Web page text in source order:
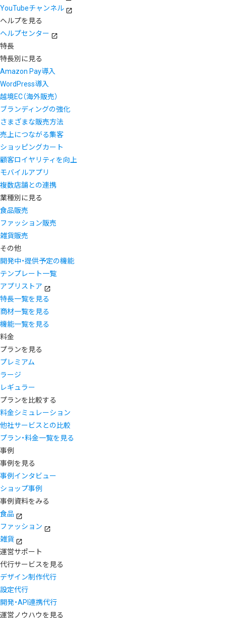
YouTubeチャンネル
ヘルプを見る
ヘルプセンター
特長
特長別に見る
Amazon Pay導入
WordPress導入
越境EC（海外販売）
ブランディングの強化
さまざまな販売方法
売上につながる集客
ショッピングカート
顧客ロイヤリティを向上
モバイルアプリ
複数店舗との連携
業種別に見る
食品販売
ファッション販売
雑貨販売
その他
開発中・提供予定の機能
テンプレート一覧
アプリストア
特長一覧を見る
商材一覧を見る
機能一覧を見る
料金
プランを見る
プレミアム
ラージ
レギュラー
プランを比較する
料金シミュレーション
他社サービスとの比較
プラン・料金一覧を見る
事例
事例を見る
事例インタビュー
ショップ事例
事例資料をみる
食品
ファッション
雑貨
運営サポート
代行サービスを見る
デザイン制作代行
設定代行
開発・API連携代行
運営ノウハウを見る